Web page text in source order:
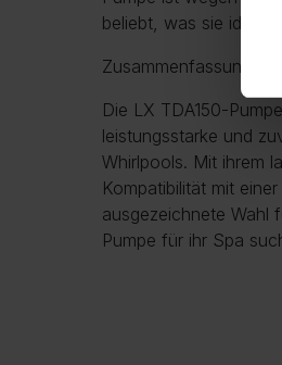
beliebt, was sie ideal
Zusammenfassung
Die LX TDA150-
leistungsstarke und
Whirlpools. Mit ihrem
Kompatibilität mit
ausgezeichnete Wahl
Pumpe für ihr Spa